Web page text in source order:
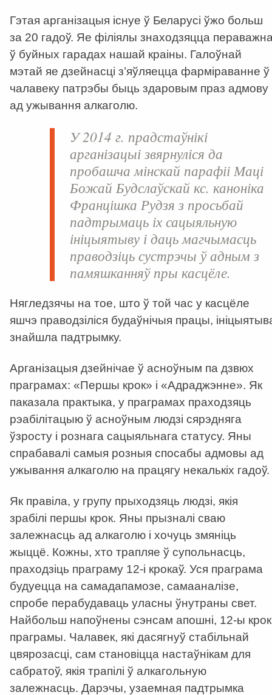
Гэтая арганізацыя існуе ў Беларусі ўжо больш
за 20 гадоў. Яе філіялы знаходзяцца
ў буйных гарадах нашай краіны. Галоўнай
мэтай яе дзейнасці з’яўляецца фарміраванне ў
чалавеку патрэбы быць здаровым праз адмову
ад ужывання алкаголю.
У 2014 г. прадстаўнікі
арганізацыі звярнуліся да
пробашча мінскай парафіі Маці
Божай Будслаўскай кс. каноніка
Францішка Рудзя з просьбай
падтрымаць іх сацыяльную
ініцыятыву і даць магчымасць
праводзіць сустрэчы ў адным з
памяшканняў пры касцёле.
Нягледзячы на тое, што ў той час у касцёле
яшчэ праводзіліся будаўнічыя працы,
знайшла падтрымку.
Арганізацыя дзейнічае ў асноўным па дзвюх
праграмах: «Першы крок» і «Адраджэнне». Як
паказала практыка, у праграмах праходзяць
рэабілітацыю ў асноўным людзі сярэдняга
ўзросту і рознага сацыяльнага статусу. Яны
спрабавалі самыя розныя спосабы адмовы ад
ужывання алкаголю на працягу некалькіх гадоў.
Як правіла, у групу прыходзяць людзі, якія
зрабілі першы крок. Яны прызналі сваю
залежнасць ад алкаголю і хочуць змяніць
жыццё. Кожны, хто трапляе ў супольнасць,
праходзіць праграму 12-і крокаў. Уся праграма
будуецца на самадапамозе, самааналізе,
спробе перабудаваць уласны ўнутраны свет.
Найбольш напоўнены сэнсам апошні, 12-ы крок
праграмы. Чалавек, які дасягнуў стабільнай
цвярозасці, сам становіцца настаўнікам для
сабратоў, якія трапілі ў алкагольную
залежнасць. Дарэчы, узаемная падтрымка